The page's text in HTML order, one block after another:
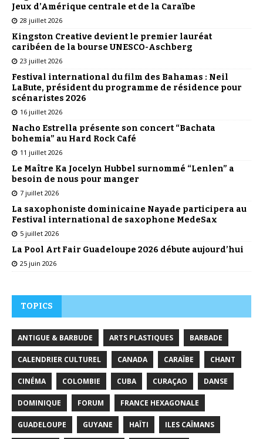
Jeux d’Amérique centrale et de la Caraïbe
28 juillet 2026
Kingston Creative devient le premier lauréat
caribéen de la bourse UNESCO-Aschberg
23 juillet 2026
Festival international du film des Bahamas : Neil
LaBute, président du programme de résidence pour
scénaristes 2026
16 juillet 2026
Nacho Estrella présente son concert “Bachata
bohemia” au Hard Rock Café
11 juillet 2026
Le Maître Ka Jocelyn Hubbel surnommé “Lenlen” a
besoin de nous pour manger
7 juillet 2026
La saxophoniste dominicaine Nayade participera au
Festival international de saxophone MedeSax
5 juillet 2026
La Pool Art Fair Guadeloupe 2026 débute aujourd’hui
25 juin 2026
TOPICS
ANTIGUE & BARBUDE ARTS PLASTIQUES BARBADE
CALENDRIER CULTUREL CANADA CARAÏBE CHANT
CINÉMA COLOMBIE CUBA CURAÇAO DANSE
DOMINIQUE FORUM FRANCE HEXAGONALE
GUADELOUPE GUYANE HAÏTI ILES CAÏMANS